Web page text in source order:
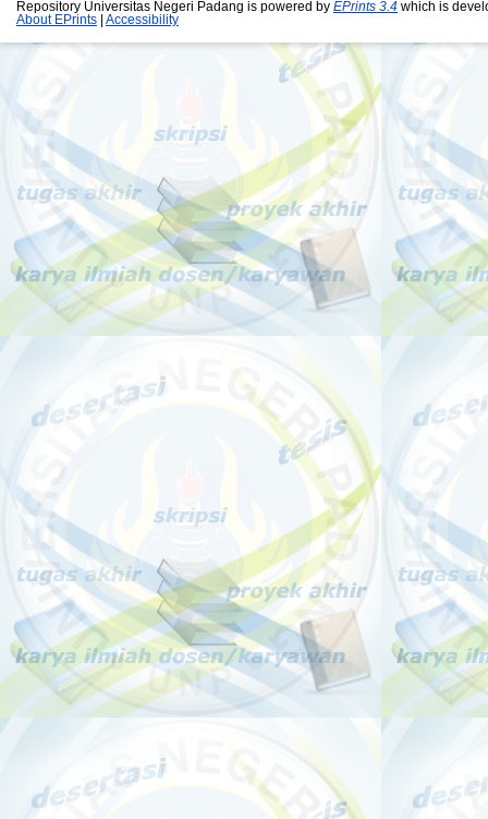
Repository Universitas Negeri Padang is powered by EPrints 3.4 which is
About EPrints
Accessibility